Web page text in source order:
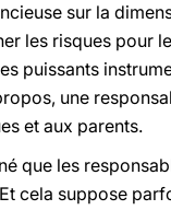
sur la
les risques pour
puissants
une
et aux parents.
que les
cela suppose